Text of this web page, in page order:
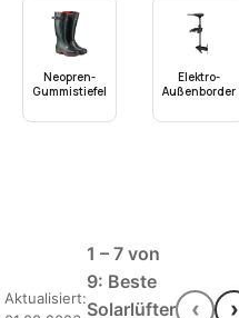
Neopren-
Gummistiefel
Elektro-
Außenborder
Aktualisiert:
1 – 7 von
9: Beste
Solarlüfter
‹ ›